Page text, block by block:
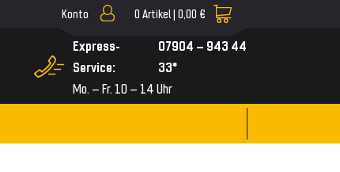
Konto 0 Artikel | 0,00 €
Express-
Service:
07904 – 943 44
33*
Mo. – Fr. 10 – 14 Uhr